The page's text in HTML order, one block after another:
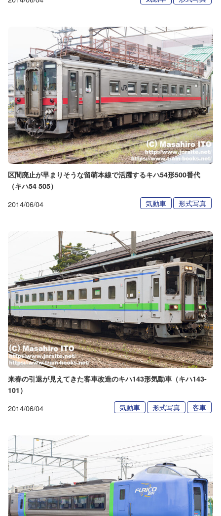
区間廃止が早まりそうな留萌本線で活躍するキハ54形500番代
（キハ54 505）
2014/06/04 気動車 形式写真
来春の引退が見えてきた客車改造のキハ143形気動車（キハ143-
101）
2014/06/04 気動車 形式写真 客車